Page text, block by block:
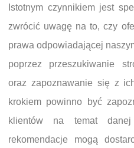
Istotnym czynnikiem jest
zwrócić uwagę na to, czy
prawa odpowiadającej
poprzez przeszukiwanie
oraz zapoznawanie się z
krokiem powinno być
klientów na temat
rekomendacje mogą